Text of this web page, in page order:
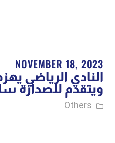
NOVEMBER 18, 2023
النادي الرياضي
ويتقدم للصدارة
Others